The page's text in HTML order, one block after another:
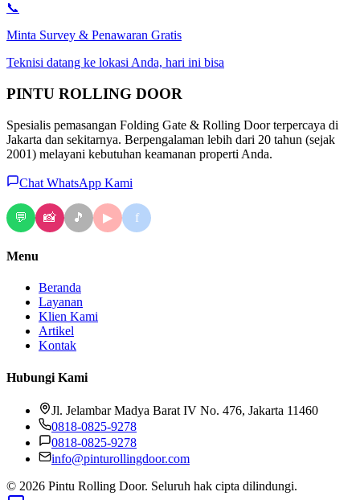
📞
Minta Survey & Penawaran Gratis
Teknisi datang ke lokasi Anda, hari ini bisa
PINTU ROLLING DOOR
Spesialis pemasangan Folding Gate & Rolling Door terpercaya di
Jakarta dan sekitarnya. Berpengalaman lebih dari 20 tahun (sejak
2001) melayani kebutuhan keamanan properti Anda.
Chat WhatsApp Kami
💬 📸 🎵 ▶ f
Menu
Beranda
Layanan
Klien Kami
Artikel
Kontak
Hubungi Kami
Jl. Jelambar Madya Barat IV No. 476, Jakarta 11460
0818-0825-9278
0818-0825-9278
info@pinturollingdoor.com
© 2026 Pintu Rolling Door. Seluruh hak cipta dilindungi.